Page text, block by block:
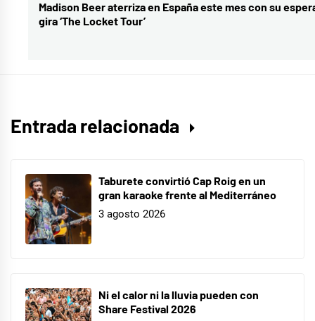
Entrada
siguiente:
Madison Beer aterriza en España este mes con su
gira ‘The Locket Tour’
Entrada relacionada
Taburete convirtió Cap Roig en un
gran karaoke frente al Mediterráneo
3 agosto 2026
Ni el calor ni la lluvia pueden con
Share Festival 2026